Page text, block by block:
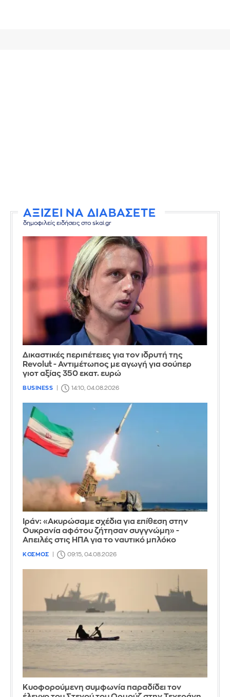
ΑΞΙΖΕΙ ΝΑ ΔΙΑΒΑΣΕΤΕ
δημοφιλείς ειδήσεις στο skai.gr
Δικαστικές περιπέτειες για τον ιδρυτή της
Revolut - Αντιμέτωπος με αγωγή για σούπερ
γιοτ αξίας 350 εκατ. ευρώ
BUSINESS 14:10, 04.08.2026
Ιράν: «Ακυρώσαμε σχέδια για επίθεση στην
Ουκρανία αφότου ζήτησαν συγγνώμη» -
Απειλές στις ΗΠΑ για το ναυτικό μπλόκο
ΚΟΣΜΟΣ 09:15, 04.08.2026
Κυοφορούμενη συμφωνία παραδίδει τον